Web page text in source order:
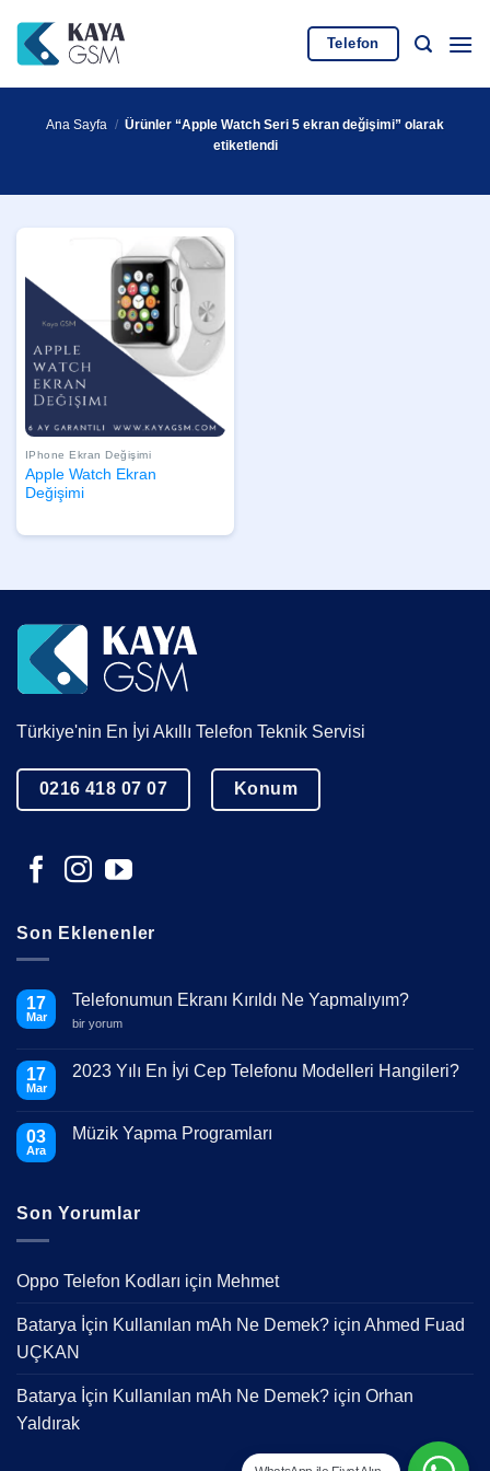
atla
Telefon
Ana Sayfa / Ürünler “Apple Watch Seri 5 ekran değişimi” olarak
etiketlendi
IPhone Ekran Değişimi
Apple Watch Ekran
Değişimi
Türkiye'nin En İyi Akıllı Telefon Teknik Servisi
0216 418 07 07 Konum
Son Eklenenler
17
Mar
Telefonumun Ekranı Kırıldı Ne Yapmalıyım?
Telefonumun
Ne
Yapmalıyım?
bir yorum
17
Mar
2023 Yılı En İyi Cep Telefonu Modelleri Hangileri?
Yılı
Modelleri
Hangileri?
03
Ara
Müzik Yapma Programları
Programları
Son Yorumlar
Oppo Telefon Kodları için Mehmet
Batarya İçin Kullanılan mAh Ne Demek? için Ahmed Fuad
UÇKAN
Batarya İçin Kullanılan mAh Ne Demek? için Orhan
Yaldırak